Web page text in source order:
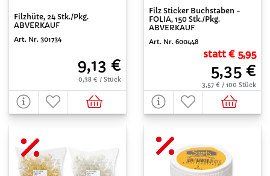
Filzhüte, 24 Stk./Pkg.
ABVERKAUF
Art. Nr. 301734
9,13 €
0,38 € / Stück
Filz Sticker Buchstaben -
FOLIA, 150 Stk./Pkg.
ABVERKAUF
Art. Nr. 600448
statt € 5,95
5,35 €
3,57 € / 100 Stück